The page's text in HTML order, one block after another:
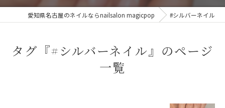
愛知県名古屋のネイルならnailsalon magicpop #シルバーネイル
タグ『#シルバーネイル』のページ
一覧